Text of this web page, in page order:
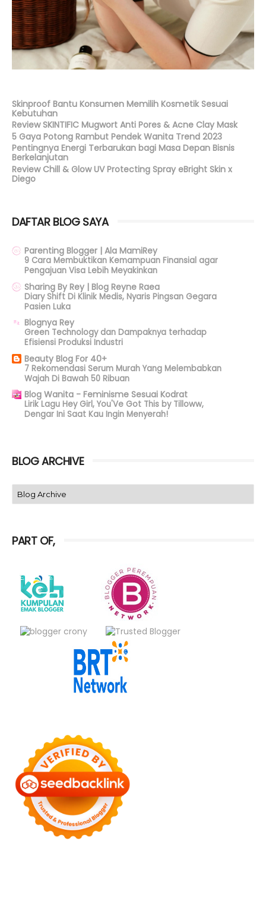
Skinproof Bantu Konsumen Memilih Kosmetik Sesuai
Kebutuhan
Review SKINTIFIC Mugwort Anti Pores & Acne Clay Mask
5 Gaya Potong Rambut Pendek Wanita Trend 2023
Pentingnya Energi Terbarukan bagi Masa Depan Bisnis
Berkelanjutan
Review Chill & Glow UV Protecting Spray eBright Skin x
Diego
DAFTAR BLOG SAYA
Parenting Blogger | Ala MamiRey
9 Cara Membuktikan Kemampuan Finansial agar
Pengajuan Visa Lebih Meyakinkan
Sharing By Rey | Blog Reyne Raea
Diary Shift Di Klinik Medis, Nyaris Pingsan Gegara
Pasien Luka
Blognya Rey
Green Technology dan Dampaknya terhadap
Efisiensi Produksi Industri
Beauty Blog For 40+
7 Rekomendasi Serum Murah Yang Melembabkan
Wajah Di Bawah 50 Ribuan
Blog Wanita - Feminisme Sesuai Kodrat
Lirik Lagu Hey Girl, You'Ve Got This by Tilloww,
Dengar Ini Saat Kau Ingin Menyerah!
BLOG ARCHIVE
PART OF,